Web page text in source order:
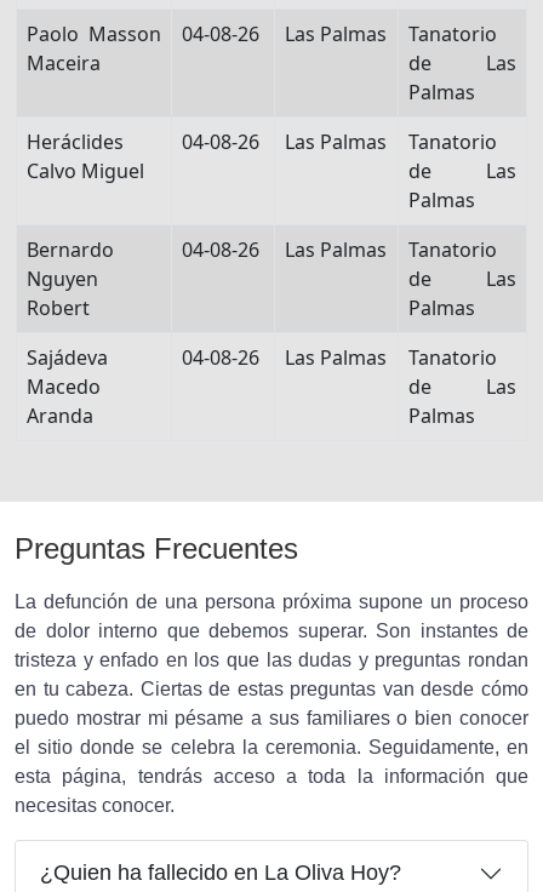
Paolo Masson
Maceira
04-08-26 Las Palmas
Tanatorio
de Las
Palmas
Heráclides
Calvo Miguel
04-08-26 Las Palmas
Tanatorio
de Las
Palmas
Bernardo
Nguyen
Robert
04-08-26 Las Palmas
Tanatorio
de Las
Palmas
Sajádeva
Macedo
Aranda
04-08-26 Las Palmas
Tanatorio
de Las
Palmas
Preguntas Frecuentes
La defunción de una persona próxima supone un proceso
de dolor interno que debemos superar. Son instantes de
tristeza y enfado en los que las dudas y preguntas rondan
en tu cabeza. Ciertas de estas preguntas van desde cómo
puedo mostrar mi pésame a sus familiares o bien conocer
el sitio donde se celebra la ceremonia. Seguidamente, en
esta página, tendrás acceso a toda la información que
necesitas conocer.
¿Quien ha fallecido en La Oliva Hoy?